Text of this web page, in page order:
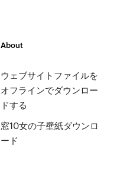
About
ウェブサイトファイルを
オフラインでダウンロー
ドする
窓10女の子壁紙ダウンロ
ード